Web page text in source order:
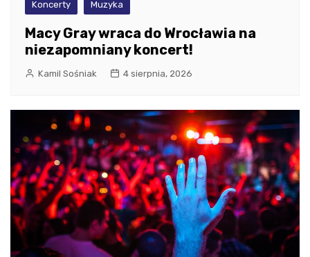
Koncerty Muzyka
Macy Gray wraca do Wrocławia na
niezapomniany koncert!
Kamil Sośniak 4 sierpnia, 2026